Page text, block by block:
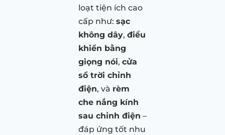
loạt tiện ích cao
cấp như: sạc
không dây, điều
khiển bằng
giọng nói, cửa
sổ trời chỉnh
điện, và rèm
che nắng kính
sau chỉnh điện –
đáp ứng tốt nhu